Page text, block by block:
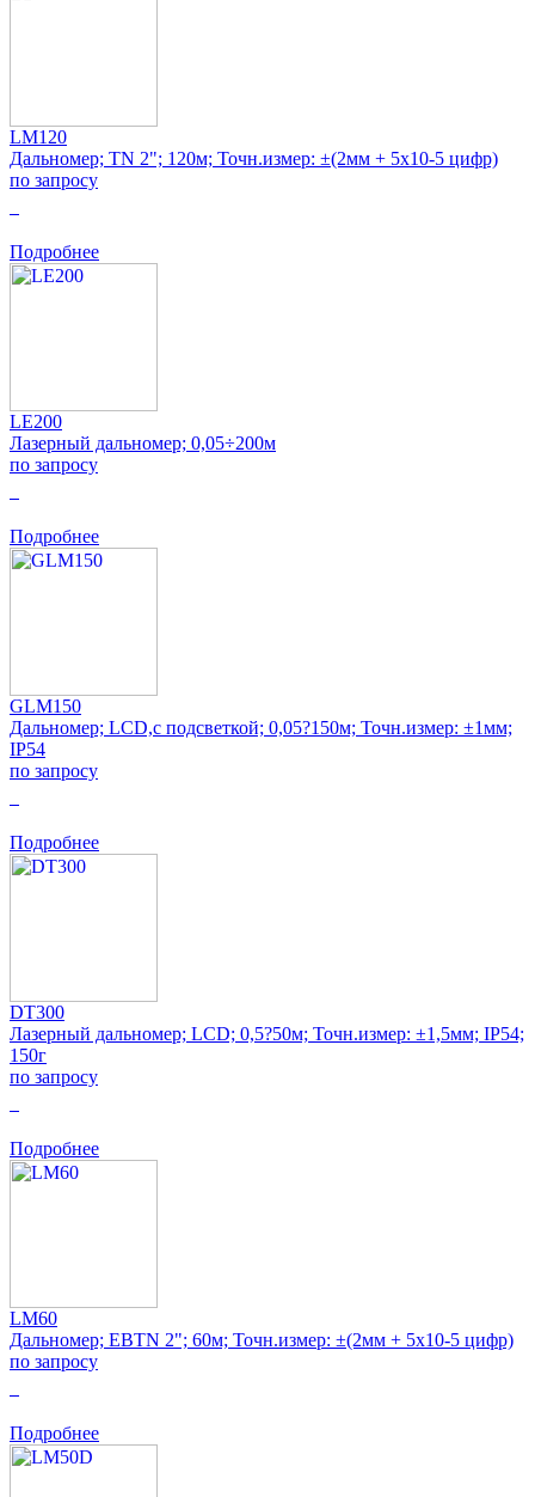
LM120
Дальномер; TN 2"; 120м; Точн.измер: ±(2мм + 5x10-5 цифр)
по запросу
Подробнее
LE200
Лазерный дальномер; 0,05÷200м
по запросу
Подробнее
GLM150
Дальномер; LCD,с подсветкой; 0,05?150м; Точн.измер: ±1мм;
IP54
по запросу
Подробнее
DT300
Лазерный дальномер; LCD; 0,5?50м; Точн.измер: ±1,5мм; IP54;
150г
по запросу
Подробнее
LM60
Дальномер; EBTN 2"; 60м; Точн.измер: ±(2мм + 5x10-5 цифр)
по запросу
Подробнее